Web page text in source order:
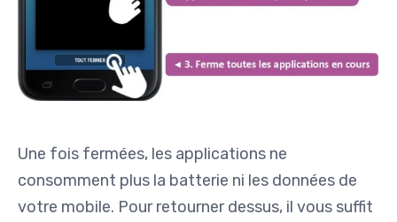
Une fois fermées, les applications ne
consomment plus la batterie ni les données de
votre mobile. Pour retourner dessus, il vous suffit